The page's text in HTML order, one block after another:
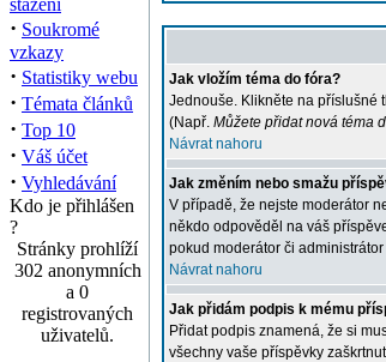
stažení
· Soukromé
vzkazy
· Statistiky webu
· Témata článků
· Top 10
· Váš účet
· Vyhledávání
Kdo je přihlášen
?
Stránky prohlíží
302 anonymních
a 0
registrovaných
uživatelů.
Jak vložím téma do fóra?
Jednouše. Klikněte na příslušné
(Např. Můžete přidat nová téma
Návrat nahoru
Jak změním nebo smažu
V případě, že nejste moderátor
někdo odpověděl na váš
pokud moderátor či
Návrat nahoru
Jak přidám podpis k mému
Přidat podpis znamená, že si
všechny vaše příspěvky